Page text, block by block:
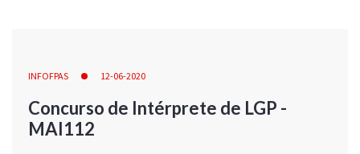
INFOFPAS 12-06-2020
Concurso de Intérprete de LGP -
MAI112